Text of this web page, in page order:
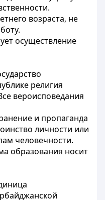
возраста, не
осуществление
религия
вероисповедания
и пропаганда
личности или
человечности.
образования носит